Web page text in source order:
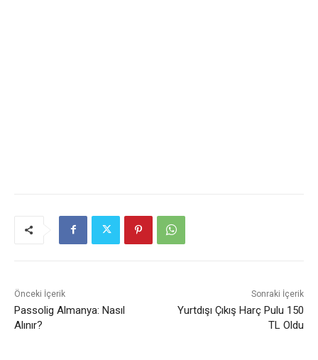
Önceki İçerik
Passolig Almanya: Nasıl
Alınır?
Sonraki İçerik
Yurtdışı Çıkış Harç Pulu 150
TL Oldu